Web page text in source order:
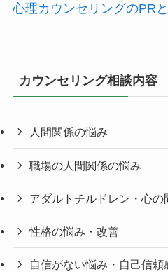
心理カウンセリングのPR
カウンセリング相談内容
人間関係の悩み
職場の人間関係の悩み
アダルトチルドレン・心の
性格の悩み・改善
自信がない悩み・自己信頼